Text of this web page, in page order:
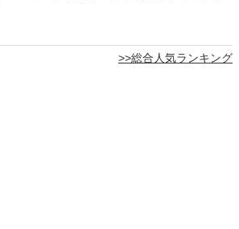
>>総合人気ランキング